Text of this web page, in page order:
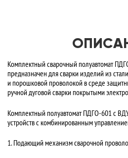
Комплектный сварочный полуавтомат
предназначен для сварки изделий из
и порошковой проволокой в среде
ручной дуговой сварки покрытыми
Комплектный полуавтомат ПДГО-601 с
устройств с комбинированным
1. Подающий механизм сварочной